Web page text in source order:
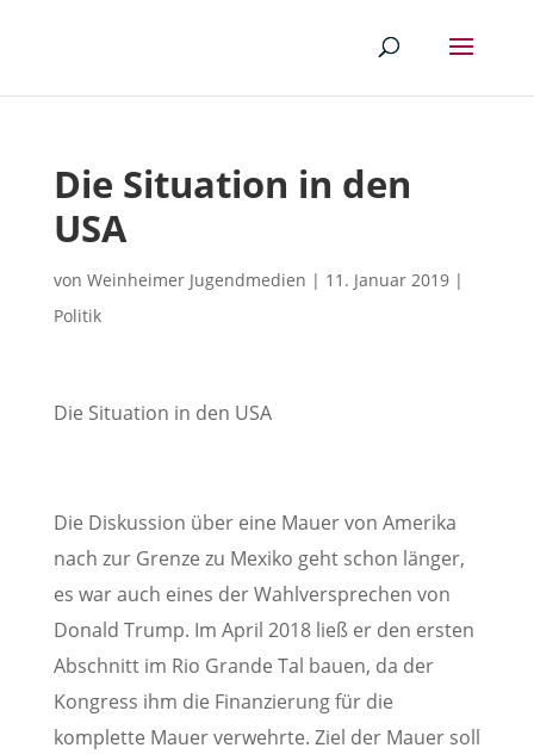
Die Situation in den
USA
von Weinheimer Jugendmedien | 11. Januar 2019|
Politik
Die Situation in den USA
Die Diskussion über eine Mauer von Amerika
nach zur Grenze zu Mexiko geht schon länger,
es war auch eines der Wahlversprechen von
Donald Trump. Im April 2018 ließ er den ersten
Abschnitt im Rio Grande Tal bauen, da der
Kongress ihm die Finanzierung für die
komplette Mauer verwehrte. Ziel der Mauer soll